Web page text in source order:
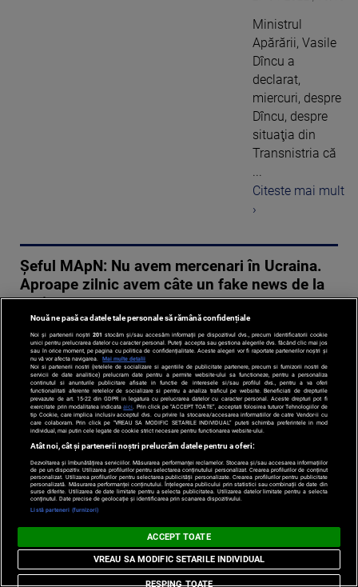
Ministrul
Apărării, Vasile
Dîncu a
declarat,
miercuri, despre
Dîncu, despre
situaţia din
Transnistria că
Citeste mai mult
›
Șeful MApN: Nu avem mercenari în Ucraina.
Aproape zilnic avem câte un fake news de la
ruși
Ministrul
Apărării, Vasile
Dîncu, a negat
din nou, marți,
acuzațiile
Moscovei,
potrivit cărora
mercenari ...
Citeste mai mult
Dîncu, despre mercenarii români pe care îi
Nouă ne pasă ca datele tale personale să rămână confidențiale
Noi și partenerii noștri 201 stocăm și/sau accesăm informații pe dispozitivul dvs., precum identificatorii cookie
unici pentru prelucrarea datelor cu caracter personal. Puteți accepta sau gestiona alegerile dvs. făcând clic mai jos
sau în orice moment, pe pagina cu politica de confidențialitate. Aceste alegeri vor fi raportate partenerilor noștri și
nu vă vor afecta navigarea.
Mai multe detalii
Noi si partenerii nostri (retelele de socializare si agentiile de publicitate partenere, precum si furnizorii nostri de
servicii de date analitice) prelucram date pentru a permite website-ului sa functioneze, pentru a personaliza
continutul si anunturile publicitare afisate in functie de interesele si/sau profilul dvs., pentru a va oferi
functionalitati aferente retelelor de socializare si pentru a analiza traficul pe website. Beneficiati de drepturile
prevazute de art. 15-22 din GDPR in legatura cu prelucrarea datelor cu caracter personal. Aceste drepturi pot fi
exercitate prin modalitatea indicataaici . Prin click pe “ACCEPT TOATE”, acceptati folosirea tuturor Tehnologiilor de
tip Cookie, care implica inclusiv acceptul dvs. cu privire la stocarea/accesarea informatiilor de catre Vendor-ii cu
care colaboram. Prin click pe “VREAU SA MODIFIC SETARILE INDIVIDUAL” puteti schimba preferintele in mod
individual, mai putin cele legate de cookie strict necesare pentru functionarea website-ului.
Atât noi, cât și partenerii noștri prelucrăm datele pentru a oferi:
Dezvoltarea și îmbunătățirea serviciilor. Măsurarea performanței reclamelor. Stocarea și/sau accesarea informațiilor
de pe un dispozitiv. Utilizarea profilurilor pentru selectarea conținutului personalizat. Crearea profilurilor de conținut
personalizat. Utilizarea profilurilor pentru selectarea publicității personalizate. Crearea profilurilor pentru publicitate
personalizată. Măsurarea performanței conținutului. Înțelegerea publicului prin statistici sau combinații de date din
surse diferite. Utilizarea de date limitate pentru a selecta publicitatea. Utilizarea datelor limitate pentru a selecta
conținutul. Date precise de geolocație și identificarea prin scanarea dispozitivului.
Listă parteneri (furnizori)
ACCEPT TOATE
RESPING TOATE
VREAU SA MODIFIC SETARILE INDIVIDUAL